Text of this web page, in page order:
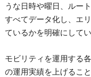
うな日時や曜日、ルー
すべてデータ化し、エ
ているかを明確にして
モビリティを運用する
の運用実績を上げるこ